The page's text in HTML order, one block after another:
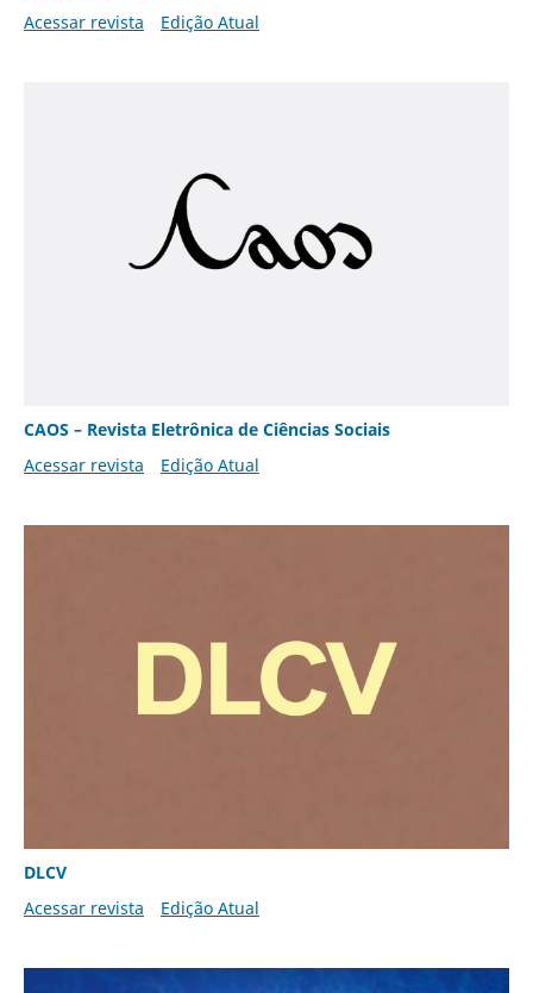
Acessar revista
Edição Atual
CAOS – Revista Eletrônica de Ciências Sociais
Acessar revista
Edição Atual
DLCV
Acessar revista
Edição Atual